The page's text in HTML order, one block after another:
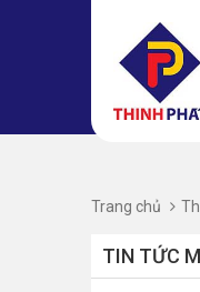
Trang chủ
TIN TỨC